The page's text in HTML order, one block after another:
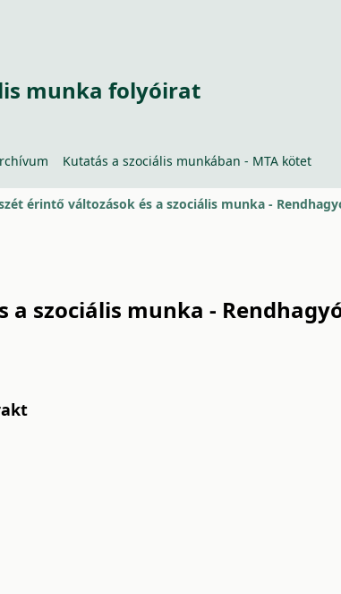
munka folyóirat
Kutatás a szociális munkában - MTA kötet
érintő változások és a szociális munka -
szociális munka -